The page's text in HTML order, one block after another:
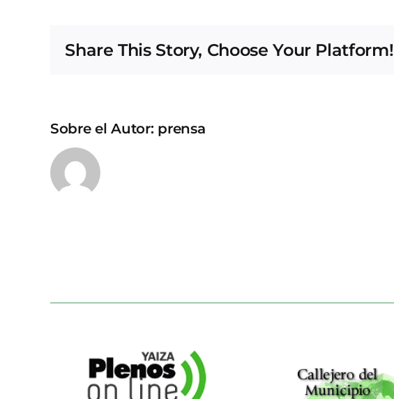
Share This Story, Choose Your Platform!
Sobre el Autor: prensa